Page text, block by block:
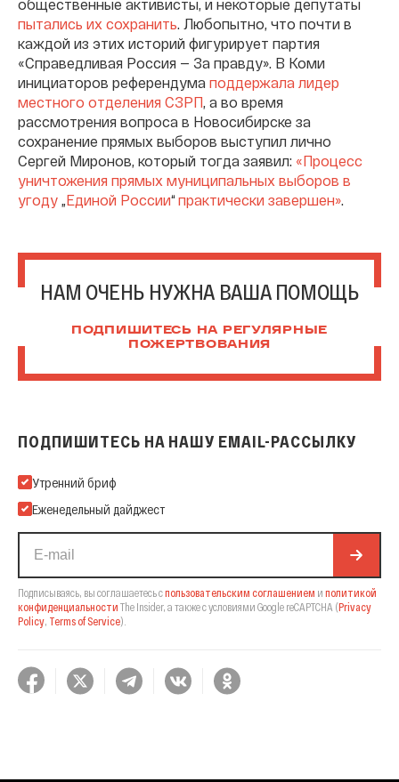
общественные активисты, и некоторые депутаты
пытались их сохранить. Любопытно, что почти в
каждой из этих историй фигурирует партия
«Справедливая Россия — За правду». В Коми
инициаторов референдума поддержала лидер
местного отделения СЗРП, а во время
рассмотрения вопроса в Новосибирске за
сохранение прямых выборов выступил лично
Сергей Миронов, который тогда заявил: «Процесс
уничтожения прямых муниципальных выборов в
угоду „Единой России“ практически завершен».
НАМ ОЧЕНЬ НУЖНА ВАША ПОМОЩЬ
ПОДПИШИТЕСЬ НА РЕГУЛЯРНЫЕ
ПОЖЕРТВОВАНИЯ
ПОДПИШИТЕСЬ НА НАШУ EMAIL-РАССЫЛКУ
Подпишитесь на нашу Email-рассылку
Утренний бриф
Еженедельный дайджест
Подписываясь, вы соглашаетесь спользовательским соглашением и политикой
конфиденциальности The Insider, а также с условиями Google reCAPTCHA (Privacy
Policy, Terms of Service).